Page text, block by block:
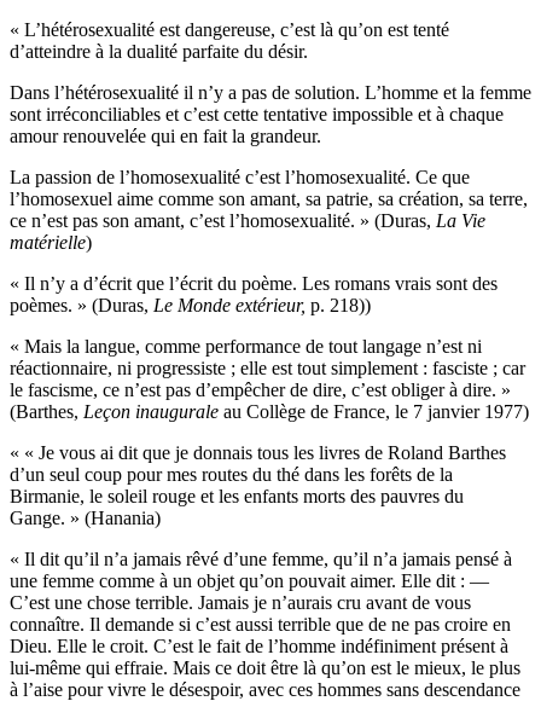
« L’hétérosexualité est dangereuse, c’est là qu’on est tenté
d’atteindre à la dualité parfaite du désir.
Dans l’hétérosexualité il n’y a pas de solution. L’homme et la femme
sont irréconciliables et c’est cette tentative impossible et à chaque
amour renouvelée qui en fait la grandeur.
La passion de l’homosexualité c’est l’homosexualité. Ce que
l’homosexuel aime comme son amant, sa patrie, sa création, sa terre,
ce n’est pas son amant, c’est l’homosexualité. » (Duras, La Vie
matérielle)
« Il n’y a d’écrit que l’écrit du poème. Les romans vrais sont des
poèmes. » (Duras, Le Monde extérieur, p. 218))
« Mais la langue, comme performance de tout langage n’est ni
réactionnaire, ni progressiste ; elle est tout simplement : fasciste ; car
le fascisme, ce n’est pas d’empêcher de dire, c’est obliger à dire. »
(Barthes, Leçon inaugurale au Collège de France, le 7 janvier 1977)
« « Je vous ai dit que je donnais tous les livres de Roland Barthes
d’un seul coup pour mes routes du thé dans les forêts de la
Birmanie, le soleil rouge et les enfants morts des pauvres du
Gange. » (Hanania)
« Il dit qu’il n’a jamais rêvé d’une femme, qu’il n’a jamais pensé à
une femme comme à un objet qu’on pouvait aimer. Elle dit : —
C’est une chose terrible. Jamais je n’aurais cru avant de vous
connaître. Il demande si c’est aussi terrible que de ne pas croire en
Dieu. Elle le croit. C’est le fait de l’homme indéfiniment présent à
lui-même qui effraie. Mais ce doit être là qu’on est le mieux, le plus
à l’aise pour vivre le désespoir, avec ces hommes sans descendance